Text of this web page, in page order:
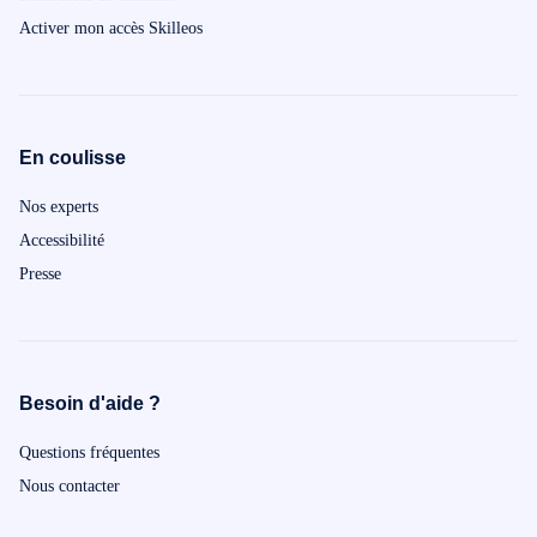
Activer mon accès Skilleos
En coulisse
Nos experts
Accessibilité
Presse
Besoin d'aide ?
Questions fréquentes
Nous contacter